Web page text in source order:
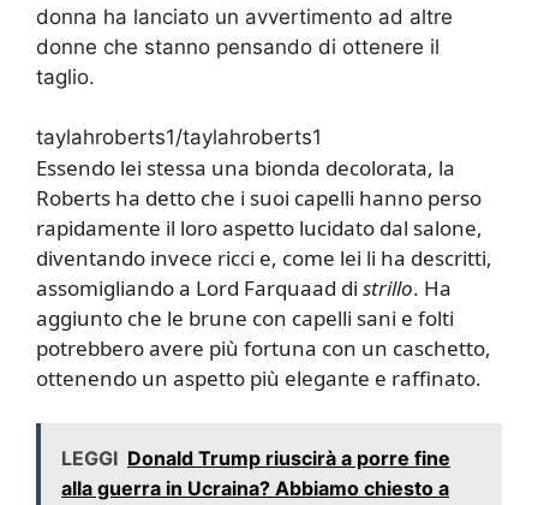
donna ha lanciato un avvertimento ad altre
donne che stanno pensando di ottenere il
taglio.
taylahroberts1/taylahroberts1
Essendo lei stessa una bionda decolorata, la
Roberts ha detto che i suoi capelli hanno perso
rapidamente il loro aspetto lucidato dal salone,
diventando invece ricci e, come lei li ha descritti,
assomigliando a Lord Farquaad di strillo. Ha
aggiunto che le brune con capelli sani e folti
potrebbero avere più fortuna con un caschetto,
ottenendo un aspetto più elegante e raffinato.
LEGGI Donald Trump riuscirà a porre fine
alla guerra in Ucraina? Abbiamo chiesto a